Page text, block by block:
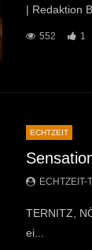
| Redaktion
552 1
ECHTZEIT
ECHTZEIT-
TERNITZ,
ei...